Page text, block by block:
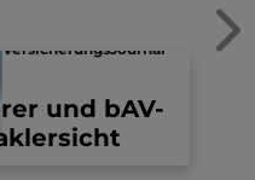
VersicherungsJournal
und bAV-
dass die U-
das
(BaFin)
der
Falle einer